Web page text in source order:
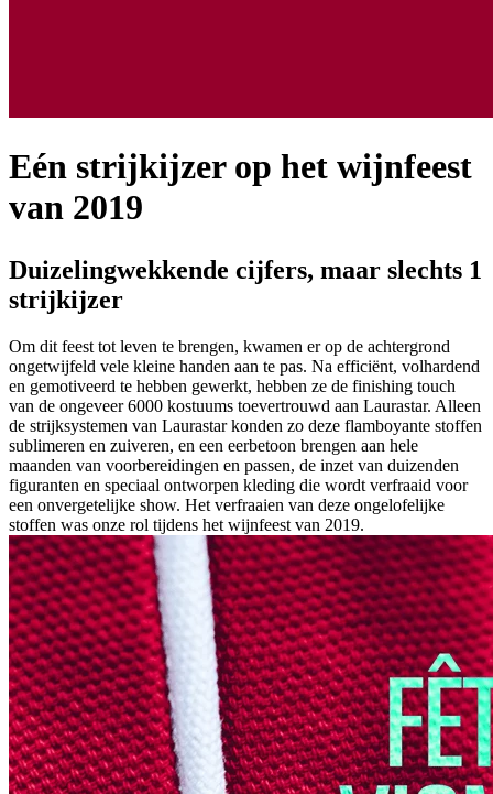
Eén strijkijzer op het wijnfeest
van 2019
Duizelingwekkende cijfers, maar slechts 1
strijkijzer
Om dit feest tot leven te brengen, kwamen er op de achtergrond
ongetwijfeld vele kleine handen aan te pas. Na efficiënt, volhardend
en gemotiveerd te hebben gewerkt, hebben ze de finishing touch
van de ongeveer 6000 kostuums toevertrouwd aan Laurastar. Alleen
de strijksystemen van Laurastar konden zo deze flamboyante stoffen
sublimeren en zuiveren, en een eerbetoon brengen aan hele
maanden van voorbereidingen en passen, de inzet van duizenden
figuranten en speciaal ontworpen kleding die wordt verfraaid voor
een onvergetelijke show. Het verfraaien van deze ongelofelijke
stoffen was onze rol tijdens het wijnfeest van 2019.